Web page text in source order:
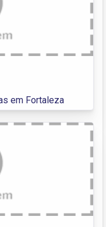
em Fortaleza